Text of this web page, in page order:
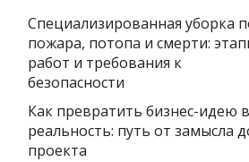
Специализированная уборка
пожара, потопа и смерти:
работ и требования к
безопасности
Как превратить бизнес-идею в
реальность: путь от замысла
проекта